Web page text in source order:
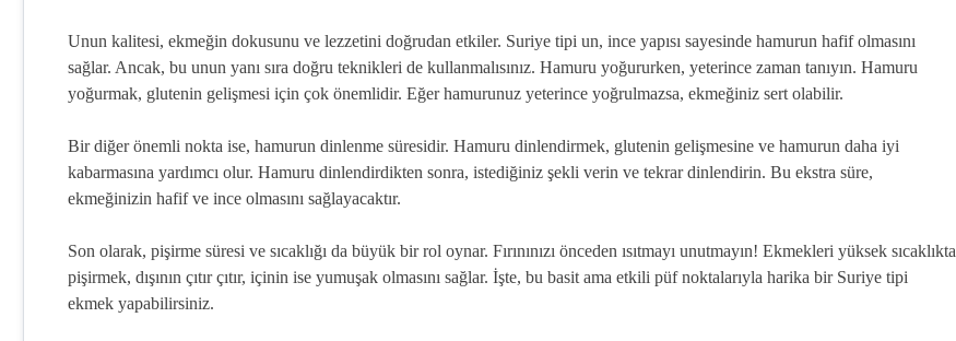
Unun kalitesi, ekmeğin dokusunu ve lezzetini doğrudan etkiler. Suriye tipi un, ince yapısı sayesinde hamurun hafif olmasını
sağlar. Ancak, bu unun yanı sıra doğru teknikleri de kullanmalısınız. Hamuru yoğururken, yeterince zaman tanıyın. Hamuru
yoğurmak, glutenin gelişmesi için çok önemlidir. Eğer hamurunuz yeterince yoğrulmazsa, ekmeğiniz sert olabilir.
Bir diğer önemli nokta ise, hamurun dinlenme süresidir. Hamuru dinlendirmek, glutenin gelişmesine ve hamurun daha iyi
kabarmasına yardımcı olur. Hamuru dinlendirdikten sonra, istediğiniz şekli verin ve tekrar dinlendirin. Bu ekstra süre,
ekmeğinizin hafif ve ince olmasını sağlayacaktır.
Son olarak, pişirme süresi ve sıcaklığı da büyük bir rol oynar. Fırınınızı önceden ısıtmayı unutmayın! Ekmekleri yüksek sıcaklıkta
pişirmek, dışının çıtır çıtır, içinin ise yumuşak olmasını sağlar. İşte, bu basit ama etkili püf noktalarıyla harika bir Suriye tipi
ekmek yapabilirsiniz.